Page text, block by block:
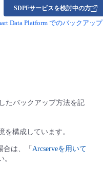
SDPFサービスを検討中の方
Data Platform でのバックアッ
たバックアップ方法を記
を構成しています。
合は、「 Arcserveを用いて
。